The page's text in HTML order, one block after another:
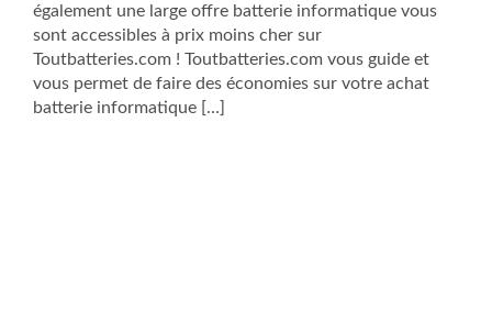
également une large offre batterie informatique vous
sont accessibles à prix moins cher sur
Toutbatteries.com ! Toutbatteries.com vous guide et
vous permet de faire des économies sur votre achat
batterie informatique […]